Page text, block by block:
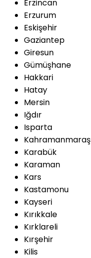
Erzincan
Erzurum
Eskişehir
Gaziantep
Giresun
Gümüşhane
Hakkari
Hatay
Mersin
Iğdır
Isparta
Kahramanmaraş
Karabük
Karaman
Kars
Kastamonu
Kayseri
Kırıkkale
Kırklareli
Kırşehir
Kilis